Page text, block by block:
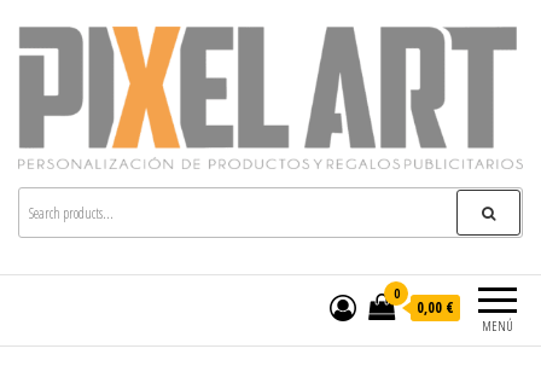
Pixelart
Especialistas en textil publicitario y regalos
personalizados en móstoles
MENÚ
0
0,00 €